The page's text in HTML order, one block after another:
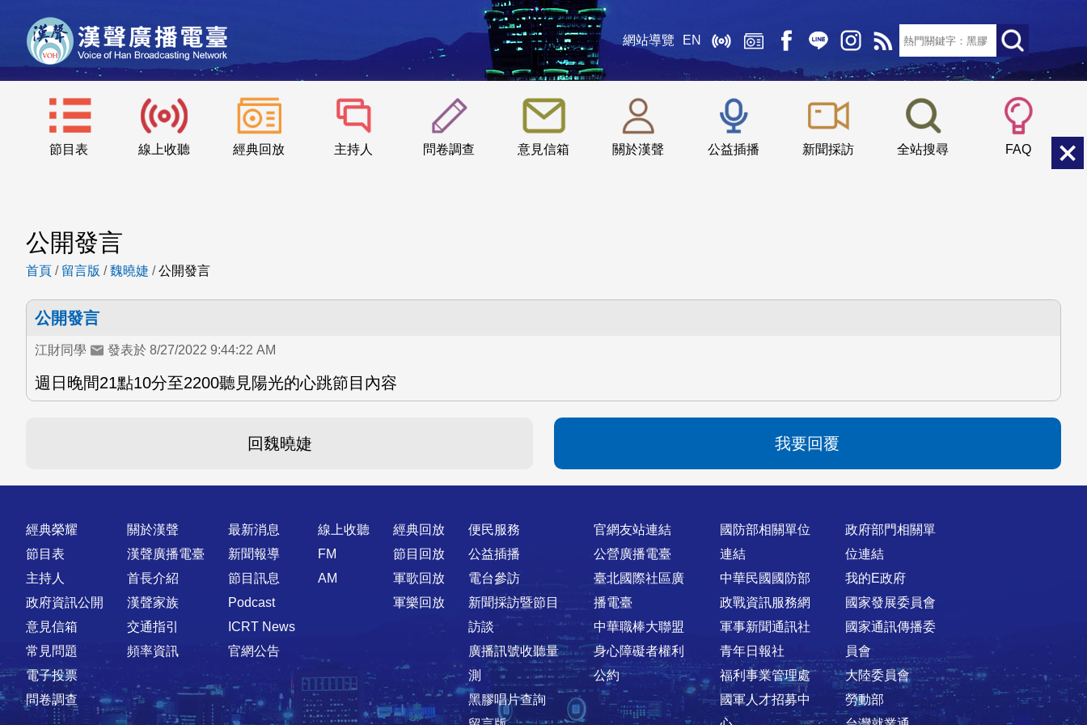
網站導覽 EN
節目表 線上收聽 經典回放 主持人 問卷調查 意見信箱 關於漢聲 公益插播 新聞採訪 全站搜尋 FAQ
::: 小 中
公開發言
首頁 / 留言版 /魏曉婕 /公開發言
公開發言
江財同學 發表於 8/27/2022 9:44:22 AM
週日晚間21點10分至2200聽見陽光的心跳節目內容
回魏曉婕 我要回覆
快速連結
經典榮耀
節目表
主持人
政府資訊公開
意見信箱
常見問題
電子投票
問卷調查
關於漢聲
漢聲廣播電臺
首長介紹
漢聲家族
交通指引
頻率資訊
最新消息
新聞報導
節目訊息
Podcast
ICRT News
官網公告
線上收聽
FM
AM
經典回放
節目回放
軍歌回放
軍樂回放
便民服務
公益插播
電台參訪
新聞採訪暨節目
訪談
廣播訊號收聽量
測
黑膠唱片查詢
官網友站連結
公營廣播電臺
臺北國際社區廣
播電臺
中華職棒大聯盟
身心障礙者權利
公約
國防部相關單位
連結
中華民國國防部
政戰資訊服務網
軍事新聞通訊社
青年日報社
福利事業管理處
國軍人才招募中
政府部門相關單
位連結
我的E政府
國家發展委員會
國家通訊傳播委
員會
大陸委員會
勞動部